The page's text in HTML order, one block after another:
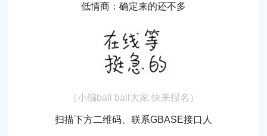
低情商：确定来的还不多
（小编ball ball大家 快来报名）
扫描下方二维码、联系GBASE接口人